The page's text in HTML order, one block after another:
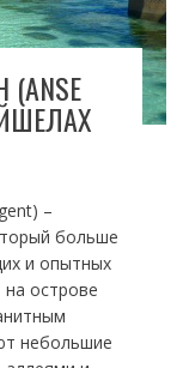
–
больше
и опытных
острове
небольшие